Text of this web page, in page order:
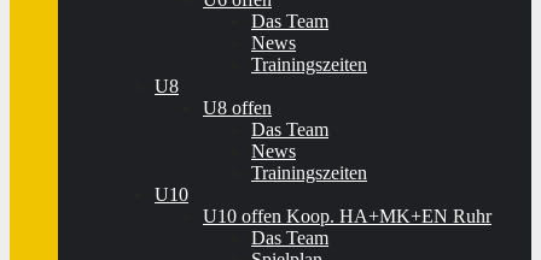
Das Team
News
Trainingszeiten
U8
U8 offen
Das Team
News
Trainingszeiten
U10
U10 offen Koop. HA+MK+EN Ruhr
Das Team